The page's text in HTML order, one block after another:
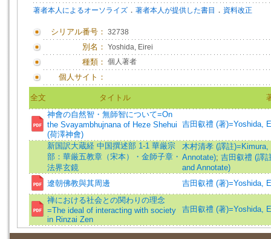
著者本人によるオーソライズ ． 著者本人が提供した書目 ． 資料改正
シリアル番号： 32738
別名： Yoshida, Eirei
種類： 個人著者
個人サイト：
全文 タイトル
神會の自然智・無師智について=On
the Svayambhujnana of Heze Shehui
(荷澤神會)
吉田叡禮 (著)=Yoshida,
新国訳大蔵経 中国撰述部 1-1 華厳宗
部：華厳五教章（宋本）・金師子章・
法界玄鏡
木村清孝 (譯註
Annotate); 吉田叡禮 (譯
and Annotate)
遼朝佛教與其周邊
吉田叡禮 (著)=Yoshida,
禅における社会との関わりの理念
=The ideal of interacting with society
in Rinzai Zen
吉田叡禮 (著)=Yoshida,